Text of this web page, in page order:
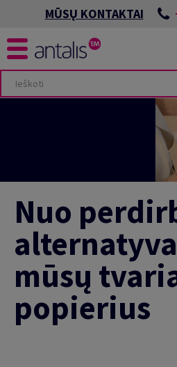
MŪSŲ KONTAKTAI
Nuo
mūsų
popierius